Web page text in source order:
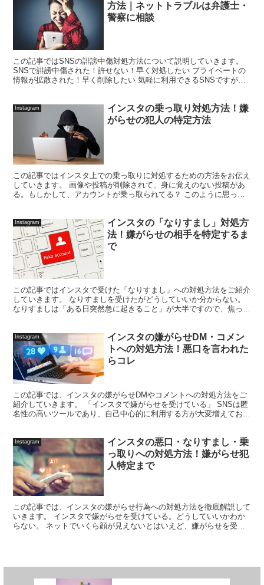
方法｜ネットトラブルは弁護士・
警察に相談
この記事ではSNSの誹謗中傷対処方法について説明していきます。
SNSで誹謗中傷された！許せない！早く対処したい プライベートの
情報が拡散された！早く削除したい 気軽に利用できるSNSですが、
Instagram
インスタの乗っ取り対処方法！嫌
がらせの犯人の特定方法
この記事ではインスタ上での乗っ取りに対処するための方法をお伝え
していきます。 画像や投稿が削除されて、身に覚えのない投稿があ
る。もしかして、アカウントが乗っ取られてる？ このように思った
Instagram
インスタの「なりすまし」対処方
法！嫌がらせの相手を特定するま
で
この記事ではインスタで受けた「なりすまし」への対処方法をご紹介
していきます。 なりすましを受けたがどうしていいか分からない。
なりすましは「ある日突然急に起きること」が大半ですので、焦って
Instagram
インスタの嫌がらせDM・コメン
トへの対処方法！悪口を言われた
らコレ
この記事では、インスタの嫌がらせDMやコメントへの対処方法をご
紹介していきます。 「インスタで嫌がらせを受けている」 SNSは匿
名性の高いツールであり、自己中心的に利用する方が大変増えてお
Instagram
インスタの悪口・なりすまし・乗
っ取りへの対処方法！嫌がらせ犯
人特定まで
この記事では、インスタの嫌がらせ行為への対処方法を徹底解説して
いきます。 インスタで嫌がらせを受けている。どうしていいかわか
らない。 ネットでいくら顔が見えないとはいえど、嫌がらせを受け